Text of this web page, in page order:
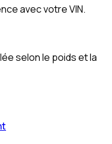
avec votre VIN.
selon le poids et la